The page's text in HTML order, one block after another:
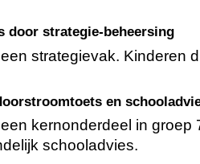
door strategie-beheersing
strategievak. Kinderen
en
kernonderdeel in
schooladvies.